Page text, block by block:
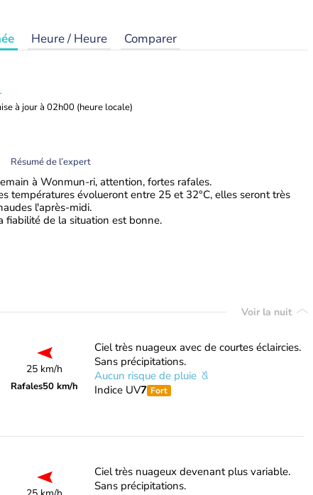
Heure / Heure Comparer
à jour à 02h00 (heure locale)
Résumé de l’expert
à Wonmun-ri, attention, fortes rafales.
températures évolueront entre 25 et 32°C, elles seront très
l'après-midi.
fiabilité de la situation est bonne.
Voir la nuit
25 km/h
Rafales50 km/h
Ciel très nuageux avec de courtes éclaircies.
Sans précipitations.
Aucun risque de pluie
Indice UV7 Fort
Ciel très nuageux devenant plus variable.
Sans précipitations.